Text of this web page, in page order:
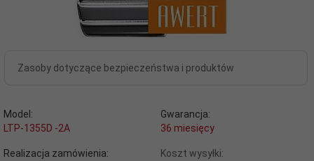
Zasoby dotyczące bezpieczeństwa i produktów
Model:
LTP-1355D -2A
Gwarancja:
36 miesięcy
Realizacja zamówienia:
Koszt wysyłki: